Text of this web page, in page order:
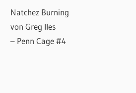
Natchez Burning
von Greg Iles
– Penn Cage #4